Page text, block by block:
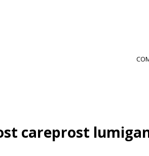
careprost